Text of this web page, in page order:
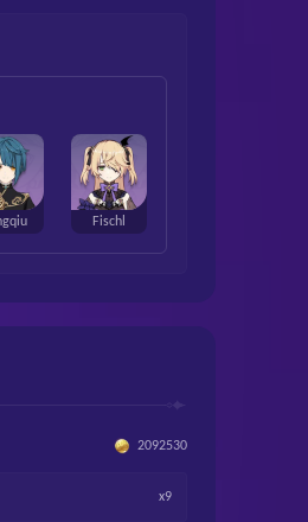
Fischl
2092530
x9